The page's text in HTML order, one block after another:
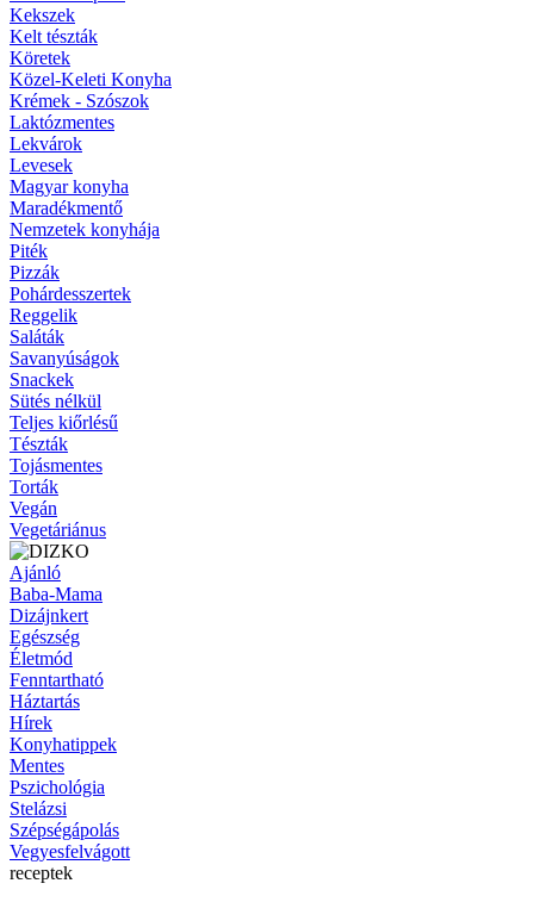
Kekszek
Kelt tészták
Köretek
Közel-Keleti Konyha
Krémek - Szószok
Laktózmentes
Lekvárok
Levesek
Magyar konyha
Maradékmentő
Nemzetek konyhája
Piték
Pizzák
Pohárdesszertek
Reggelik
Saláták
Savanyúságok
Snackek
Sütés nélkül
Teljes kiőrlésű
Tészták
Tojásmentes
Torták
Vegán
Vegetáriánus
Ajánló
Baba-Mama
Dizájnkert
Egészség
Életmód
Fenntartható
Háztartás
Hírek
Konyhatippek
Mentes
Pszichológia
Stelázsi
Szépségápolás
Vegyesfelvágott
receptek